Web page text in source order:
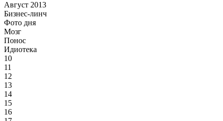
Август 2013
Бизнес-линч
Фото дня
Мозг
Понос
Идиотека
10
11
12
13
14
15
16